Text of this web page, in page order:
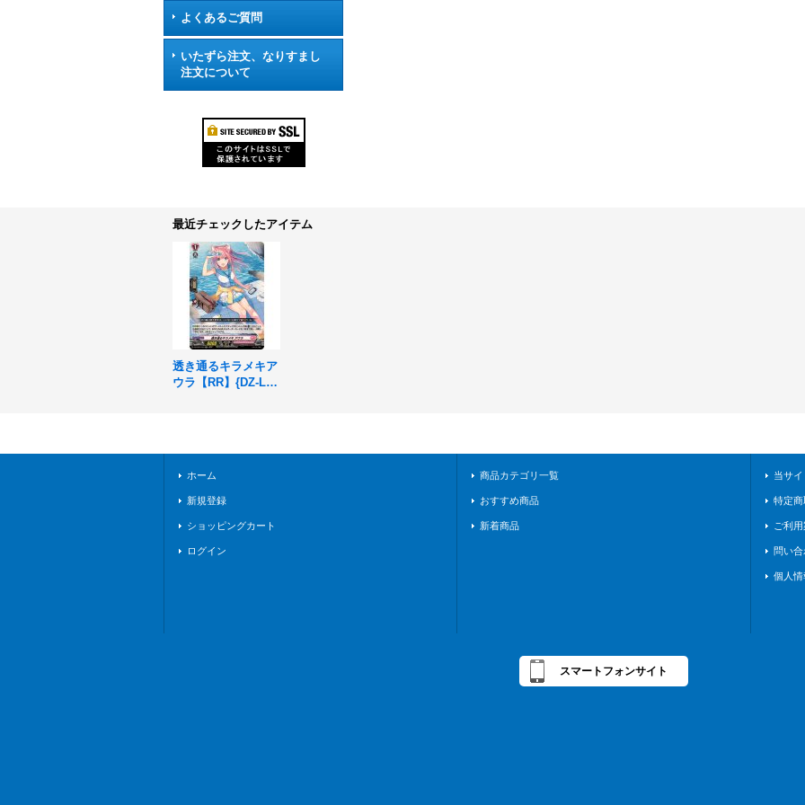
よくあるご質問
いたずら注文、なりすまし
注文について
最近チェックしたアイテム
透き通るキラメキア
ウラ【RR】{DZ-LB
ホーム
新規登録
ショッピングカート
ログイン
商品カテゴリ一覧
おすすめ商品
新着商品
当サ
特定
ご利
問い合
個人
スマートフォンサイト